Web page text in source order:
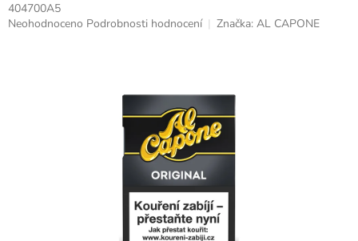
404700A5
Průměrné
Neohodnoceno Podrobnosti hodnocení Značka: AL CAPONE